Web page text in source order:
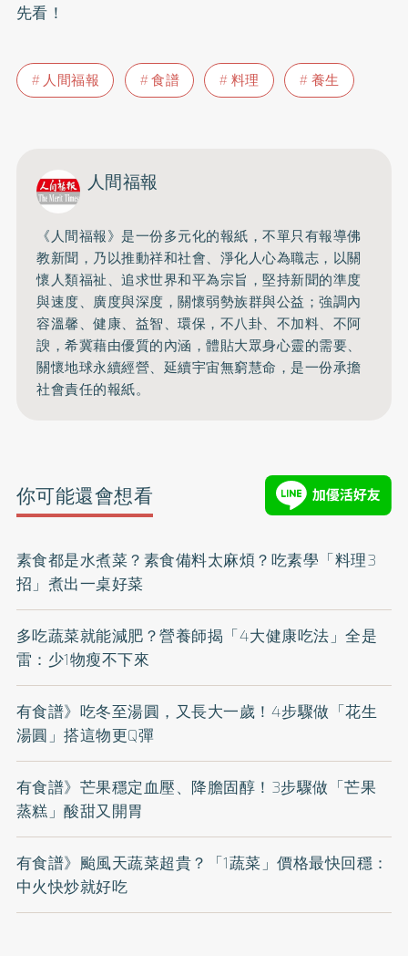
先看！
人間福報 食譜 料理 養生
人間福報
《人間福報》是一份多元化的報紙，不單只有報導佛
教新聞，乃以推動祥和社會、淨化人心為職志，以關
懷人類福祉、追求世界和平為宗旨，堅持新聞的準度
與速度、廣度與深度，關懷弱勢族群與公益；強調內
容溫馨、健康、益智、環保，不八卦、不加料、不阿
諛，希冀藉由優質的內涵，體貼大眾身心靈的需要、
關懷地球永續經營、延續宇宙無窮慧命，是一份承擔
社會責任的報紙。
你可能還會想看
素食都是水煮菜？素食備料太麻煩？吃素學「料理3
招」煮出一桌好菜
多吃蔬菜就能減肥？營養師揭「4大健康吃法」全是
雷：少1物瘦不下來
有食譜》吃冬至湯圓，又長大一歲！4步驟做「花生
湯圓」搭這物更Q彈
有食譜》芒果穩定血壓、降膽固醇！3步驟做「芒果
蒸糕」酸甜又開胃
有食譜》颱風天蔬菜超貴？「1蔬菜」價格最快回穩：
中火快炒就好吃